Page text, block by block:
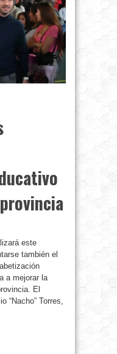
este
también el
a mejorar la
El
“Nacho” Torres,